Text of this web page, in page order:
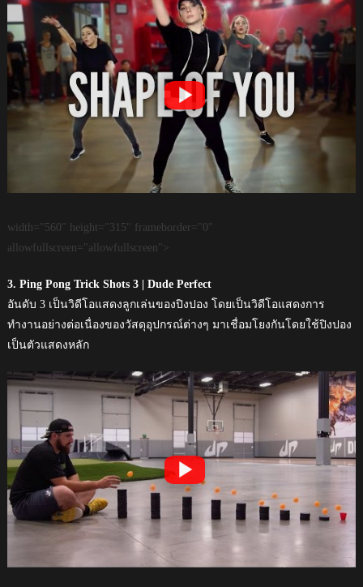
width="560" height="315" frameborder="0"
allowfullscreen="allowfullscreen">
3. Ping Pong Trick Shots 3 | Dude Perfect
อันดับ 3 เป็นวิดีโอแสดงลูกเล่นของปิงปอง โดยเป็นวิดีโอแสดงการ
ทำงานอย่างต่อเนื่องของวัสดุอุปกรณ์ต่างๆ มาเชื่อมโยงกันโดยใช้ปิงปอง
เป็นตัวแสดงหลัก